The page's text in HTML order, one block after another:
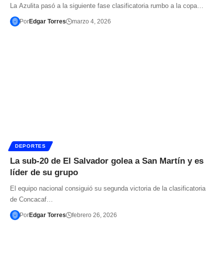
La Azulita pasó a la siguiente fase clasificatoria rumbo a la copa…
PorEdgar Torres marzo 4, 2026
DEPORTES
La sub-20 de El Salvador golea a San Martín y es
líder de su grupo
El equipo nacional consiguió su segunda victoria de la clasificatoria
de Concacaf…
PorEdgar Torres febrero 26, 2026